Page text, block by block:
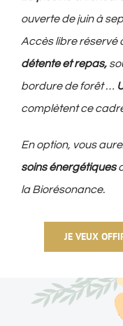
ouverte de juin à
Accès libre réservé
détente et repas,
bordure de forêt …
complètent ce
En option, vous
soins énergétiques
la Biorésonance.
JE VEUX